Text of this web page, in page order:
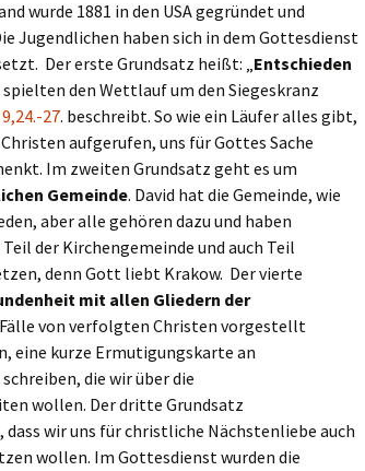
wurde 1881 in den USA gegründet und
Jugendlichen haben sich in dem Gottesdienst
Der erste Grundsatz heißt: „Entschieden
spielten den Wettlauf um den Siegeskranz
27. beschreibt. So wie ein Läufer alles gibt,
aufgerufen, uns für Gottes Sache
Im zweiten Grundsatz geht es um
Gemeinde. David hat die Gemeinde, wie
aber alle gehören dazu und haben
der Kirchengemeinde und auch Teil
denn Gott liebt Krakow. Der vierte
mit allen Gliedern der
Fälle von verfolgten Christen vorgestellt
eine kurze Ermutigungskarte an
die wir über die
wollen. Der dritte Grundsatz
dass wir uns für christliche Nächstenliebe auch
wollen. Im Gottesdienst wurden die